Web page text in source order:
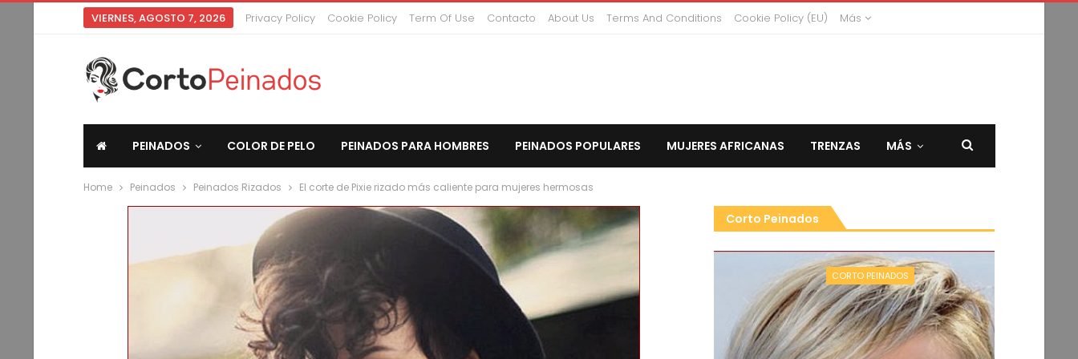
VIERNES, AGOSTO 7, 2026 Privacy Policy Cookie Policy Term Of Use Contacto About Us Terms And Conditions Cookie Policy (EU) Más
PEINADOS COLOR DE PELO PEINADOS PARA HOMBRES PEINADOS POPULARES MUJERES AFRICANAS TRENZAS MÁS
Home Peinados Peinados Rizados El corte de Pixie rizado más caliente para mujeres hermosas
Corto Peinados
CORTO PEINADOS CORTO PEINADOS